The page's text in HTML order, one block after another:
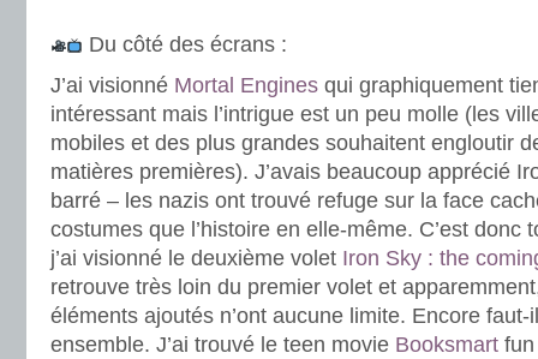
Du côté des écrans :
J’ai visionné Mortal Engines qui graphiquement
intéressant mais l’intrigue est un peu molle (les
mobiles et des plus grandes souhaitent engloutir
matières premières). J’avais beaucoup apprécié
barré – les nazis ont trouvé refuge sur la face
costumes que l’histoire en elle-même. C’est donc
j’ai visionné le deuxième volet Iron Sky : the
retrouve très loin du premier volet et
éléments ajoutés n’ont aucune limite. Encore
ensemble. J’ai trouvé le teen movie Booksmart fun